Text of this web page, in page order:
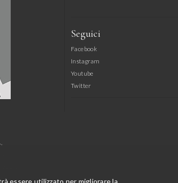
Seguici
Facebook
Instagram
Youtube
Twitter
essere utilizzato per migliorare la